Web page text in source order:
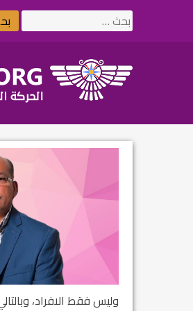
البحث
عن:
ولیس فقط الافراد،